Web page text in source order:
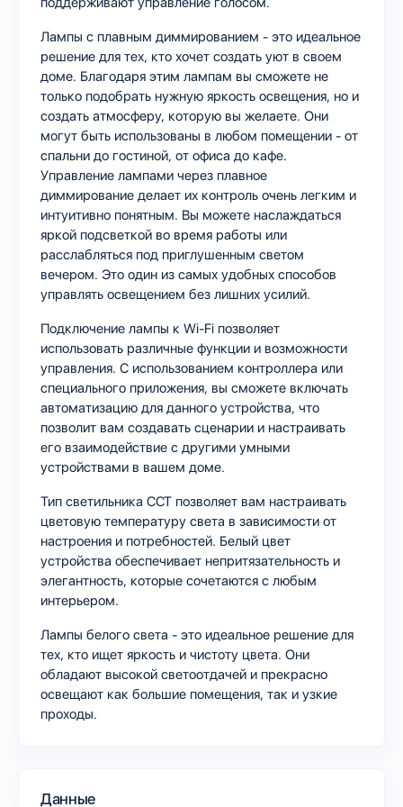
Лампы с плавным диммированием - это идеальное
решение для тех, кто хочет создать уют в своем
доме. Благодаря этим лампам вы сможете не
только подобрать нужную яркость освещения, но и
создать атмосферу, которую вы желаете. Они
могут быть использованы в любом помещении - от
спальни до гостиной, от офиса до кафе.
Управление лампами через плавное
диммирование делает их контроль очень легким и
интуитивно понятным. Вы можете наслаждаться
яркой подсветкой во время работы или
расслабляться под приглушенным светом
вечером. Это один из самых удобных способов
управлять освещением без лишних усилий.
Подключение лампы к Wi-Fi позволяет
использовать различные функции и возможности
управления. С использованием контроллера или
специального приложения, вы сможете включать
автоматизацию для данного устройства, что
позволит вам создавать сценарии и настраивать
его взаимодействие с другими умными
устройствами в вашем доме.
Тип светильника CCT позволяет вам настраивать
цветовую температуру света в зависимости от
настроения и потребностей. Белый цвет
устройства обеспечивает непритязательность и
элегантность, которые сочетаются с любым
интерьером.
Лампы белого света - это идеальное решение для
тех, кто ищет яркость и чистоту цвета. Они
обладают высокой светоотдачей и прекрасно
освещают как большие помещения, так и узкие
проходы.
Данные